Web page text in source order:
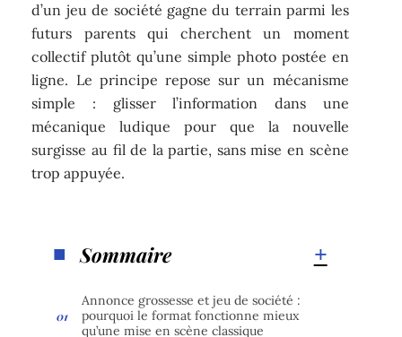
d’un jeu de société gagne du terrain parmi les
futurs parents qui cherchent un moment
collectif plutôt qu’une simple photo postée en
ligne. Le principe repose sur un mécanisme
simple : glisser l’information dans une
mécanique ludique pour que la nouvelle
surgisse au fil de la partie, sans mise en scène
trop appuyée.
Sommaire
Annonce grossesse et jeu de société :
pourquoi le format fonctionne mieux
qu’une mise en scène classique